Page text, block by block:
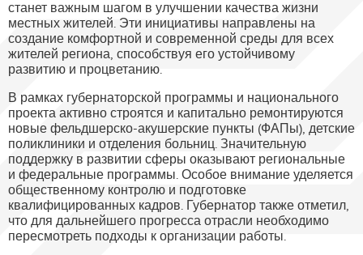
станет важным шагом в улучшении качества жизни
местных жителей. Эти инициативы направлены на
создание комфортной и современной среды для всех
жителей региона, способствуя его устойчивому
развитию и процветанию.
В рамках губернаторской программы и национального
проекта активно строятся и капитально ремонтируются
новые фельдшерско-акушерские пункты (ФАПы), детские
поликлиники и отделения больниц. Значительную
поддержку в развитии сферы оказывают региональные
и федеральные программы. Особое внимание уделяется
общественному контролю и подготовке
квалифицированных кадров. Губернатор также отметил,
что для дальнейшего прогресса отрасли необходимо
пересмотреть подходы к организации работы.